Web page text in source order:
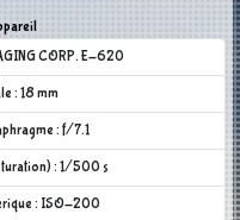
CORP. E-620
: 18 mm
: f/7.1
: 1/500 s
: ISO-200